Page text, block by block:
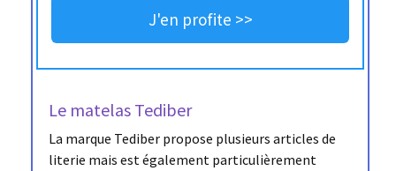
J'en profite >>
Le matelas Tediber
La marque Tediber propose plusieurs articles de
literie mais est également particulièrement